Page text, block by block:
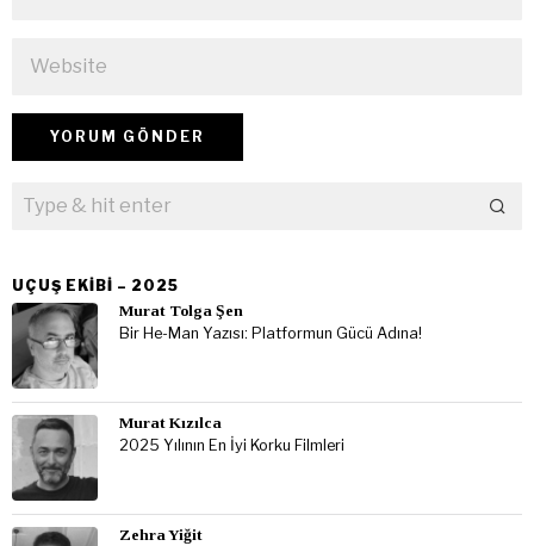
UÇUŞ EKIBI – 2025
Murat Tolga Şen
Bir He-Man Yazısı: Platformun Gücü Adına!
Murat Kızılca
2025 Yılının En İyi Korku Filmleri
Zehra Yiğit